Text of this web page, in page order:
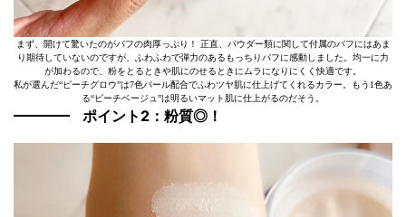
まず、開けて驚いたのがパフの肉厚っぷり！ 正直、パウダー類に関して付属のパフにはあま
り期待していないのですが、ふわふわで弾力のあるもっちりパフに感動しました。均一に力
が加わるので、粉をとるときや肌にのせるときにムラになりにくく快適です。
私が選んだ“ピーチグロウ”は7色パール配合でふわツヤ肌に仕上げてくれるカラー。もう1色あ
る“ピーチベージュ”は明るいマット肌に仕上がるのだそう。
ポイント2：粉質◎！